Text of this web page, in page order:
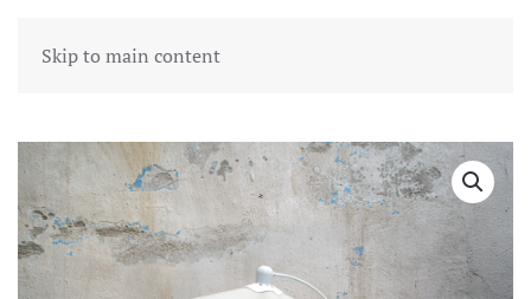
Skip to main content